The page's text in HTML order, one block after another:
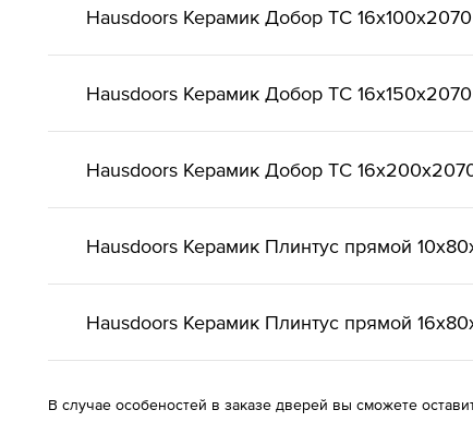
Hausdoors Керамик Добор ТС 16x100x2070
Hausdoors Керамик Добор ТС 16x150x2070
Hausdoors Керамик Добор ТС
Hausdoors Керамик Плинтус прямой
Hausdoors Керамик Плинтус прямой
В случае особеностей в заказе дверей вы сможете